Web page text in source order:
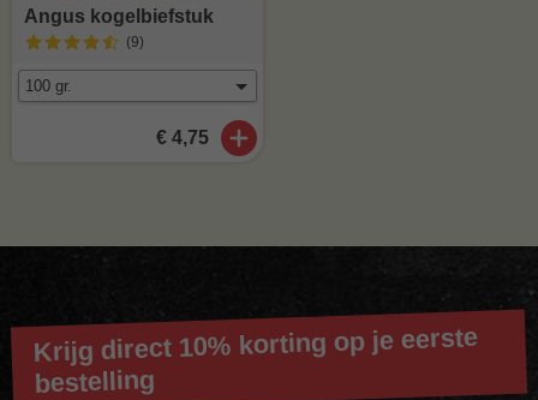
Angus kogelbiefstuk
(9)
€ 4,75
Krijg direct 10% korting op je eerste
bestelling